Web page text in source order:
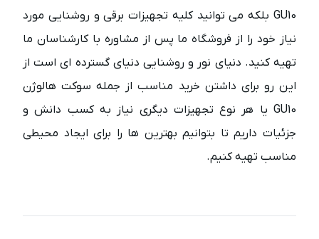
GU10 بلکه می توانید کلیه تجهیزات برقی و روشنایی مورد
نیاز خود را از فروشگاه ما پس از مشاوره با کارشناسان ما
تهیه کنید. دنیای نور و روشنایی دنیای گسترده ای است از
این رو برای داشتن خرید مناسب از جمله سوکت هالوژن
GU10 یا هر نوع تجهیزات دیگری نیاز به کسب دانش و
جزئیات داریم تا بتوانیم بهترین ها را برای ایجاد محیطی
مناسب تهیه کنیم.